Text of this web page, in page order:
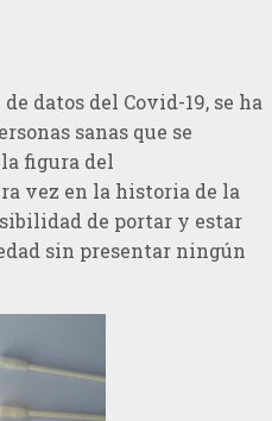
datos del Covid-19, se ha
sanas que se
figura del
vez en la historia de la
de portar y estar
sin presentar ningún